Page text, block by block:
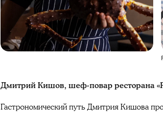
Дмитрий Кишов, шеф-повар ресторана
Гастрономический путь Дмитрия Кишова